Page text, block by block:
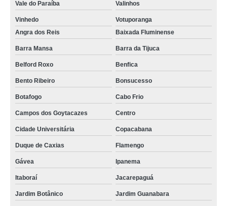
Vale do Paraíba Valinhos
Vinhedo
Votuporanga
Angra dos Reis
Baixada Fluminense
Barra Mansa Barra da Tijuca
Belford Roxo Benfica
Bento Ribeiro Bonsucesso
Botafogo Cabo Frio
Campos dos Goytacazes Centro
Cidade Universitária Copacabana
Duque de Caxias Flamengo
Gávea Ipanema
Itaboraí Jacarepaguá
Jardim Botânico Jardim Guanabara